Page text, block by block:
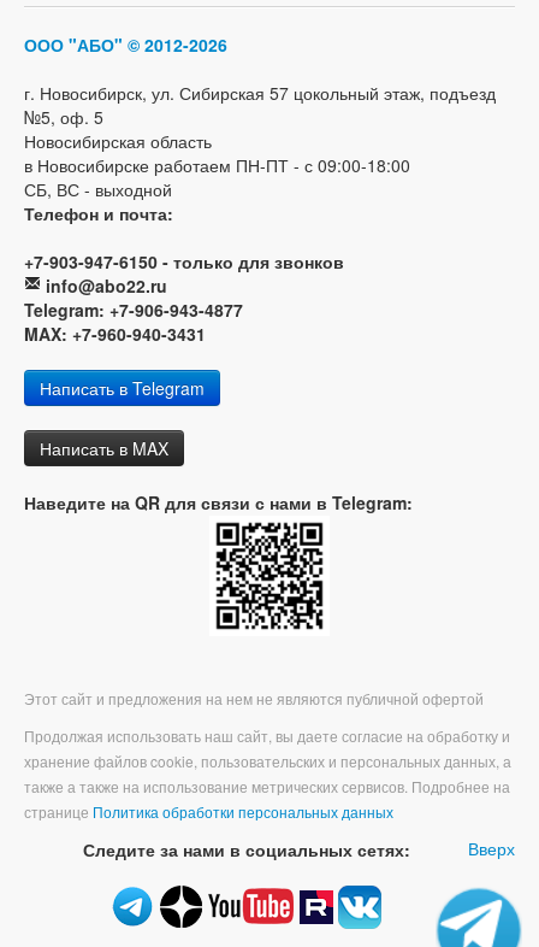
ООО "АБО" © 2012-2026
г. Новосибирск, ул. Сибирская 57 цокольный этаж, подъезд
№5, оф. 5
Новосибирская область
в Новосибирске работаем ПН-ПТ - с 09:00-18:00
СБ, ВС - выходной
Телефон и почта:
+7-903-947-6150 - только для звонков
info@abo22.ru
Telegram: +7-906-943-4877
MAX: +7-960-940-3431
Написать в Telegram
Написать в MAX
Наведите на QR для связи с нами в Telegram:
Этот сайт и предложения на нем не являются публичной офертой
Продолжая использовать наш сайт, вы даете согласие на обработку и
хранение файлов cookie, пользовательских и персональных данных, а
также а также на использование метрических сервисов. Подробнее на
странице Политика обработки персональных данных
Вверх
Следите за нами в социальных сетях: